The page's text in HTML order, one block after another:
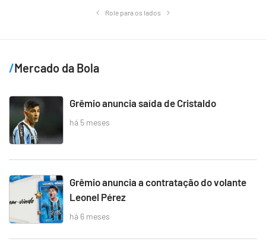
Role para os lados
Mercado da Bola
Grêmio anuncia saída de Cristaldo
há 5 meses
Grêmio anuncia a contratação do volante
Leonel Pérez
há 6 meses